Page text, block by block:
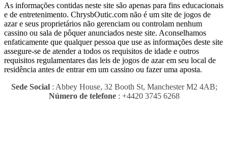
As informações contidas neste site são apenas para fins educacionais
e de entretenimento. ChrysbOutic.com não é um site de jogos de
azar e seus proprietários não gerenciam ou controlam nenhum
cassino ou sala de pôquer anunciados neste site. Aconselhamos
enfaticamente que qualquer pessoa que use as informações deste site
assegure-se de atender a todos os requisitos de idade e outros
requisitos regulamentares das leis de jogos de azar em seu local de
residência antes de entrar em um cassino ou fazer uma aposta.
Sede Social: Abbey House, 32 Booth St, Manchester M2 4AB;
Número de telefone: +4420 3745 6268